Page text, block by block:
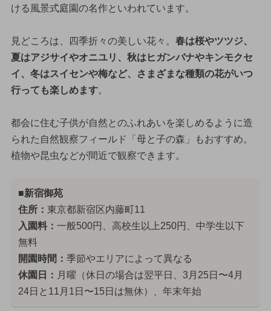
ける風景式庭園の名作といわれています。
見どころは、四季折々の美しい花々。 春は桜やツツジ、
夏はアジサイやオニユリ、秋はヒガンバナやキンモクセ
イ、冬はスイセンや梅など、さまざまな種類の花がいつ
行っても楽しめます。
都会に住む子供が自然とのふれあいを楽しめるように造
られた自然観察フィールド「母と子の森」もおすすめ。
植物や昆虫などが間近で観察できます。
■新宿御苑
住所： 東京都新宿区内藤町11
入園料： 一般500円、高校生以上250円、中学生以下
無料
開園時間： 季節やエリアによって異なる
休園日： 月曜（休日の場合は翌平日、3月25日〜4月
24日と11月1日〜15日は無休）、年末年始